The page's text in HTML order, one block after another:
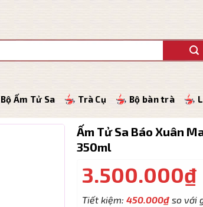
Bộ Ấm Tử Sa Trà Cụ Bộ bàn trà
Ấm Tử Sa Báo Xuân
350ml
3.500.000₫
Tiết kiệm: 450.000₫so với